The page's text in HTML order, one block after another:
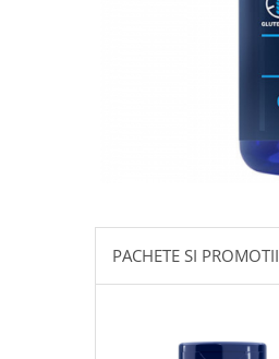
Sanct Bernhard
Seeking HealthPACHETE SI PROMOTII